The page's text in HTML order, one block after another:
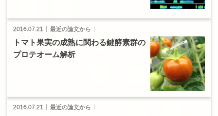
2016.07.21 最近の論文から
トマト果実の成熟に関わる鍵酵素群の
プロテオーム解析
2016.07.21 最近の論文から